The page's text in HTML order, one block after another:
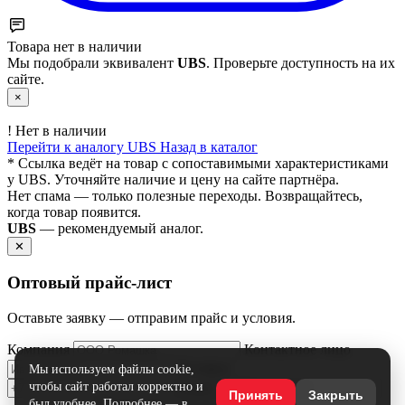
Товара нет в наличии
Мы подобрали эквивалент UBS. Проверьте доступность на их
сайте.
×
! Нет в наличии
Перейти к аналогу UBS Назад в каталог
* Ссылка ведёт на товар с сопоставимыми характеристиками
у UBS. Уточняйте наличие и цену на сайте партнёра.
Нет спама — только полезные переходы. Возвращайтесь,
когда товар появится.
UBS — рекомендуемый аналог.
Мы используем файлы cookie,
чтобы сайт работал корректно и
Принять Закрыть
✕
Оптовый прайс‑лист
Оставьте заявку — отправим прайс и условия.
Компания
Контактное лицо
Телефон
Email